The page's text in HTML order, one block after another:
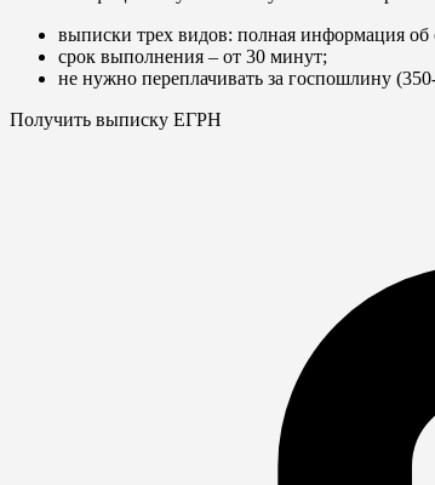
выписки трех видов: полная информация об
срок выполнения – от 30 минут;
не нужно переплачивать за госпошлину
Получить выписку ЕГРН